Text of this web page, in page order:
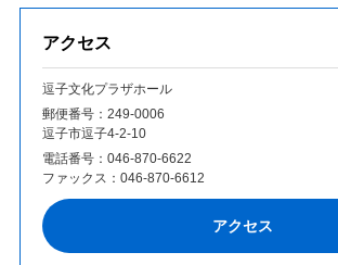
アクセス
逗子文化プラザホール
郵便番号：249‐0006
逗子市逗子4-2-10
電話番号： 046-870-6622
ファックス： 046-870-6612
アクセス